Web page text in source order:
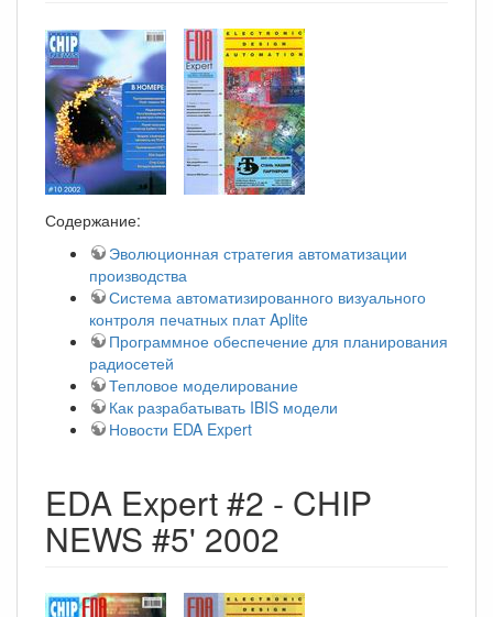
Содержание:
Эволюционная стратегия автоматизации
производства
Система автоматизированного визуального
контроля печатных плат Aplite
Программное обеспечение для планирования
радиосетей
Тепловое моделирование
Как разрабатывать IBIS модели
Новости EDA Expert
EDA Expert #2 - CHIP
NEWS #5' 2002